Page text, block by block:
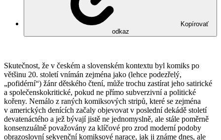
Kopírovať
odkaz
Skutečnost, že v českém a slovenském kontextu byl komiks po
většinu 20. století vnímán zejména jako (lehce podezřelý,
„pofidérní“) žánr dětského čtení, může trochu zastírat jeho satirické
a společenskokritické, pokud ne přímo subverzivní a politické
kořeny. Nemálo z raných komiksových stripů, které se zejména
v amerických denících začaly objevovat v poslední dekádě století
devatenáctého a jež bývají jistě ne jednomyslně, ale stále poměrně
konsenzuálně považovány za klíčové pro zrod moderní podoby
obrazoslovní sekvenční komiksové narace, jak ji známe dnes, ale